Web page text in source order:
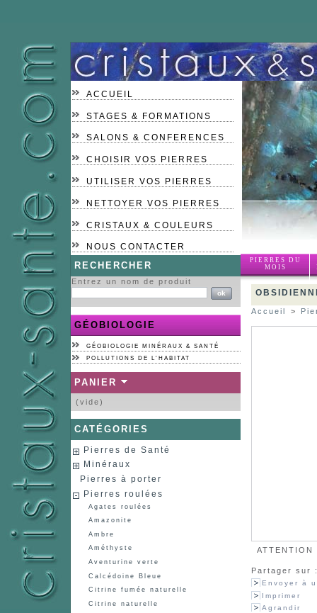
ACCUEIL
STAGES & FORMATIONS
SALONS & CONFERENCES
CHOISIR VOS PIERRES
UTILISER VOS PIERRES
NETTOYER VOS PIERRES
CRISTAUX & COULEURS
NOUS CONTACTER
PIERRES DU
MOIS
RECHERCHER
Entrez un nom de produit
GÉOBIOLOGIE
GÉOBIOLOGIE MINÉRAUX & SANTÉ
POLLUTIONS DE L'HABITAT
PANIER
(vide)
CATÉGORIES
Pierres de Santé
Minéraux
Pierres à porter
Pierres roulées
Agates roulées
Amazonite
Ambre
Améthyste
Aventurine verte
Calcédoine Bleue
Citrine fumée naturelle
Citrine naturelle
Accueil >
Partager sur
Envoyer à
Imprimer
Agrandir